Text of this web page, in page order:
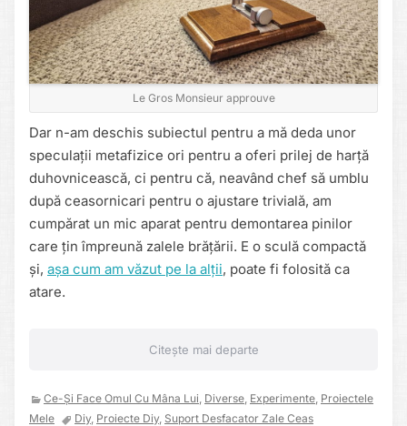
Le Gros Monsieur approuve
Dar n-am deschis subiectul pentru a mă deda unor
speculații metafizice ori pentru a oferi prilej de harță
duhovnicească, ci pentru că, neavând chef să umblu
după ceasornicari pentru o ajustare trivială, am
cumpărat un mic aparat pentru demontarea pinilor
care țin împreună zalele brățării. E o sculă compactă
și, așa cum am văzut pe la alții, poate fi folosită ca
atare.
Citește mai departe
Ce-Și Face Omul Cu Mâna Lui Diverse Experimente Proiectele
Mele
Diy, Proiecte Diy, Suport Desfacator Zale Ceas